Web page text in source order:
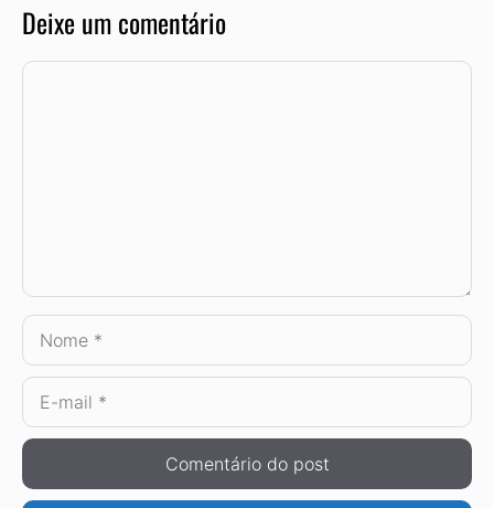
Deixe um comentário
Comentário
Nome
E-
mail